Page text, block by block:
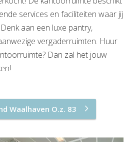
services en faciliteiten waar jij
aan een luxe pantry,
vergaderruimten. Huur
Dan zal het jouw
Waalhaven O.z. 83